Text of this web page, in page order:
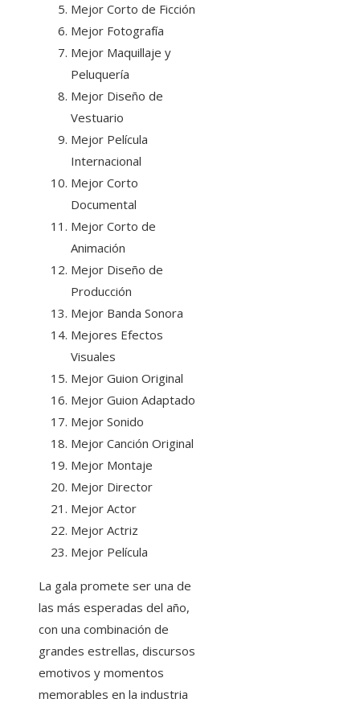
Mejor Corto de Ficción
Mejor Fotografía
Mejor Maquillaje y
Peluquería
Mejor Diseño de
Vestuario
Mejor Película
Internacional
Mejor Corto
Documental
Mejor Corto de
Animación
Mejor Diseño de
Producción
Mejor Banda Sonora
Mejores Efectos
Visuales
Mejor Guion Original
Mejor Guion Adaptado
Mejor Sonido
Mejor Canción Original
Mejor Montaje
Mejor Director
Mejor Actor
Mejor Actriz
Mejor Película
La gala promete ser una de
las más esperadas del año,
con una combinación de
grandes estrellas, discursos
emotivos y momentos
memorables en la industria